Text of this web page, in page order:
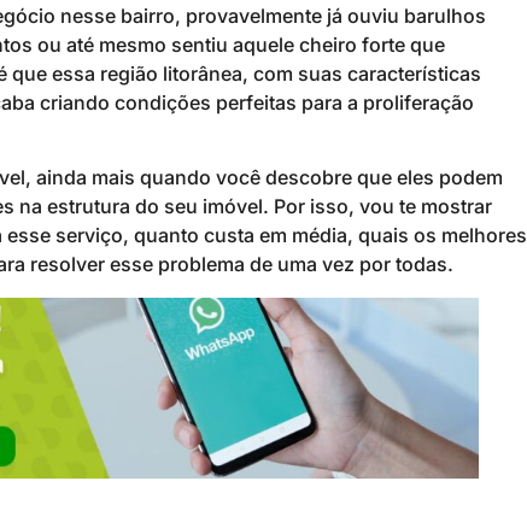
nesse bairro, provavelmente já ouviu barulhos
ou até mesmo sentiu aquele cheiro forte que
essa região litorânea, com suas características
criando condições perfeitas para a proliferação
ainda mais quando você descobre que eles podem
na estrutura do seu imóvel. Por isso, vou te mostrar
serviço, quanto custa em média, quais os melhores
resolver esse problema de uma vez por todas.